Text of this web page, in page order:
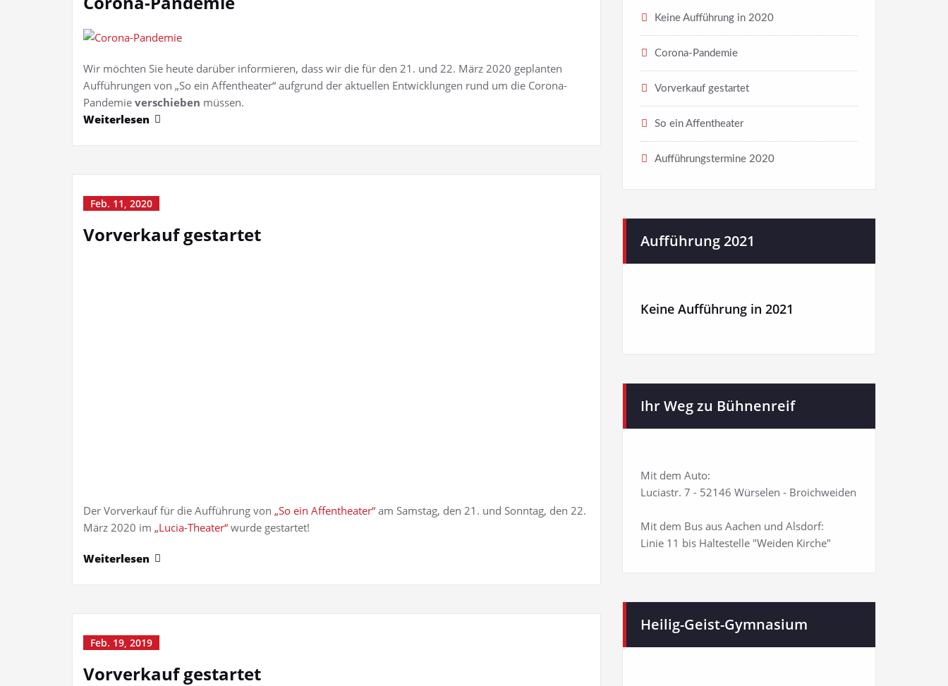
Wir möchten Sie heute darüber informieren, dass wir die für den 21. und 22. März 2020 geplanten
Aufführungen von „So ein Affentheater“ aufgrund der aktuellen Entwicklungen rund um die Corona-
Pandemie verschieben müssen.
Weiterlesen
Feb. 11, 2020
Vorverkauf gestartet
Der Vorverkauf für die Aufführung von „So ein Affentheater“ am Samstag, den 21. und Sonntag, den 22.
März 2020 im „Lucia-Theater“ wurde gestartet!
Weiterlesen
Feb. 19, 2019
Vorverkauf gestartet
Keine Aufführung in 2020
Corona-Pandemie
Vorverkauf gestartet
So ein Affentheater
Aufführungstermine 2020
Aufführung 2021
Keine Aufführung in 2021
Ihr Weg zu Bühnenreif
Mit dem Auto:
Luciastr. 7 - 52146 Würselen - Broichweiden
Mit dem Bus aus Aachen und Alsdorf:
Linie 11 bis Haltestelle "Weiden Kirche"
Heilig-Geist-Gymnasium